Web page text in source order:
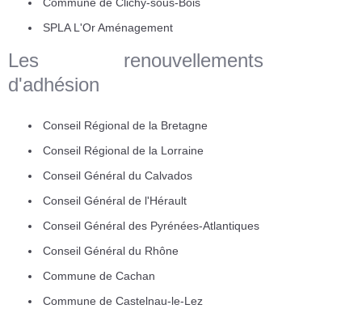
SPLA L'Or Aménagement
Les renouvellements
d'adhésion
Conseil Régional de la Bretagne
Conseil Régional de la Lorraine
Conseil Général du Calvados
Conseil Général de l'Hérault
Conseil Général des Pyrénées-Atlantiques
Conseil Général du Rhône
Commune de Cachan
Commune de Castelnau-le-Lez